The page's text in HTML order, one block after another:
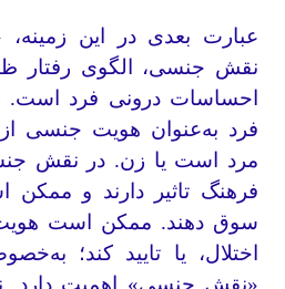
عبارت بعدی در این
نقش جنسی، الگوی رفتار
احساسات درونی فرد است.
فرد به‌عنوان هویت جنسی از
مرد است یا زن. در نقش
فرهنگ تاثیر دارند و
سوق دهند. ممکن است
اختلال، یا تایید کند؛
«نقش جنسی» اهمیت